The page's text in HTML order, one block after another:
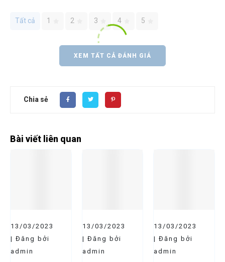
Tất cả 1 2 3 4 5
XEM TẤT CẢ ĐÁNH GIÁ
Chia sẻ
Bài viết liên quan
13/03/2023
| Đăng bởi
admin
13/03/2023
| Đăng bởi
admin
13/03/2023
| Đăng bởi
admin